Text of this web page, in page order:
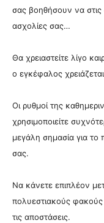
σας βοηθήσουν να στις
ασχολίες σας…
Θα χρειαστείτε λίγο
ο εγκέφαλος
Οι ρυθμοί της
χρησιμοποιείτε
μεγάλη σημασία για το
σας.
Να κάνετε επιπλέον
πολυεστιακούς
τις αποστάσεις.